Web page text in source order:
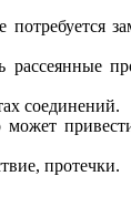
соединений.
может
протечки.